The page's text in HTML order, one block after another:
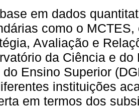
em dados
como o
Avaliação e
da Ciência e
do Ensino Superior
instituições
em termos dos